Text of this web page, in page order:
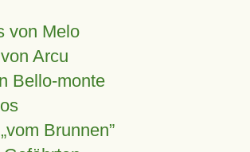
von Melo
Arcu
Bello-monte
vom Brunnen